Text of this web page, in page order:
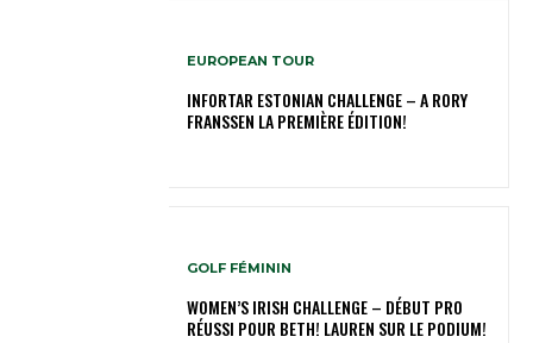
EUROPEAN TOUR
INFORTAR ESTONIAN CHALLENGE – A RORY
FRANSSEN LA PREMIÈRE ÉDITION!
GOLF FÉMININ
WOMEN’S IRISH CHALLENGE – DÉBUT PRO
RÉUSSI POUR BETH! LAUREN SUR LE PODIUM!